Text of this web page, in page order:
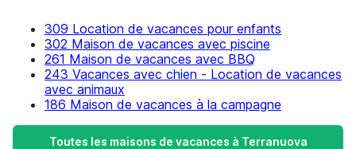
309 Location de vacances pour enfants
302 Maison de vacances avec piscine
261 Maison de vacances avec BBQ
243 Vacances avec chien - Location de vacances
avec animaux
186 Maison de vacances à la campagne
Toutes les maisons de vacances à Terranuova